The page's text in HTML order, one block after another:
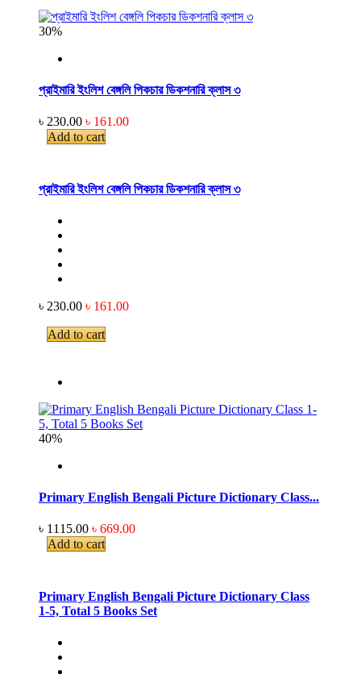
30%
প্রাইমারি ইংলিশ বেঙ্গলি পিকচার ডিকশনারি ক্লাস ৩
৳ 230.00 ৳ 161.00
Add to cart
প্রাইমারি ইংলিশ বেঙ্গলি পিকচার ডিকশনারি ক্লাস ৩
৳ 230.00 ৳ 161.00
Add to cart
40%
Primary English Bengali Picture Dictionary Class...
৳ 1115.00 ৳ 669.00
Add to cart
Primary English Bengali Picture Dictionary Class
1-5, Total 5 Books Set